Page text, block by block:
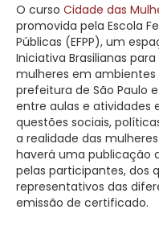
O curso Cidade das
promovida pela Escola
Públicas (EFPP), um
Iniciativa Brasilianas
mulheres em
prefeitura de São Paulo
entre aulas e atividades
questões sociais,
a realidade das
haverá uma publicação
pelas participantes, dos
representativos das
emissão de certificado.